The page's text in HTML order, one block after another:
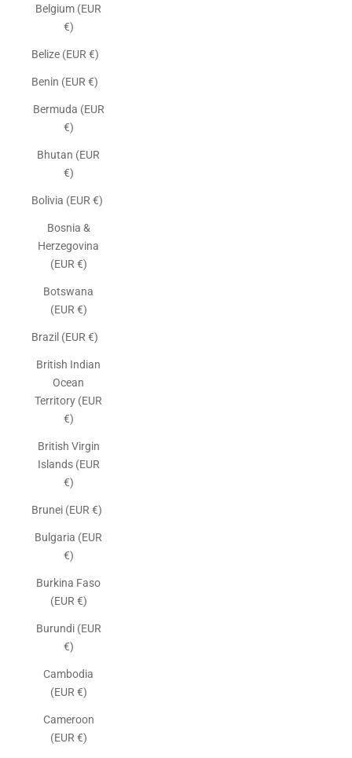
Belgium (EUR
€)
Belize (EUR €)
Benin (EUR €)
Bermuda (EUR
€)
Bhutan (EUR
€)
Bolivia (EUR €)
Bosnia &
Herzegovina
(EUR €)
Botswana
(EUR €)
Brazil (EUR €)
British Indian
Ocean
Territory (EUR
€)
British Virgin
Islands (EUR
€)
Brunei (EUR €)
Bulgaria (EUR
€)
Burkina Faso
(EUR €)
Burundi (EUR
€)
Cambodia
(EUR €)
Cameroon
(EUR €)